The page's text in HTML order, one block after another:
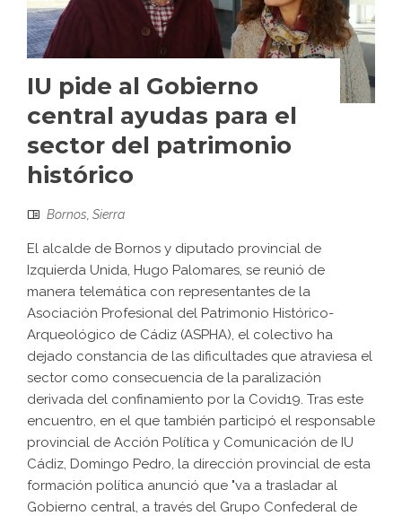
IU pide al Gobierno
central ayudas para el
sector del patrimonio
histórico
Bornos Sierra
El alcalde de Bornos y diputado provincial de
Izquierda Unida, Hugo Palomares, se reunió de
manera telemática con representantes de la
Asociación Profesional del Patrimonio Histórico-
Arqueológico de Cádiz (ASPHA), el colectivo ha
dejado constancia de las dificultades que atraviesa el
sector como consecuencia de la paralización
derivada del confinamiento por la Covid19. Tras este
encuentro, en el que también participó el responsable
provincial de Acción Política y Comunicación de IU
Cádiz, Domingo Pedro, la dirección provincial de esta
formación política anunció que "va a trasladar al
Gobierno central, a través del Grupo Confederal de